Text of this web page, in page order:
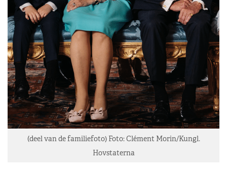
(deel van de familiefoto) Foto: Clément Morin/Kungl.
Hovstaterna